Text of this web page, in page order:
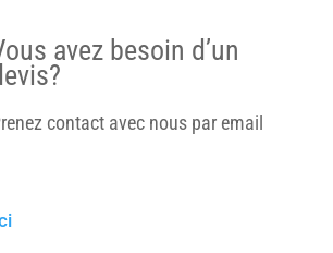
avez besoin d’un
contact avec nous par email